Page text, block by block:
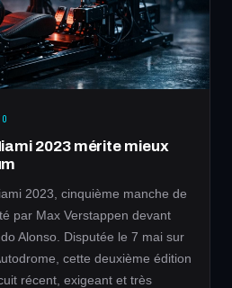
2023 mérite mieux
2023, cinquième manche de
par Max Verstappen devant
Alonso. Disputée le 7 mai sur
cette deuxième édition
récent, exigeant et très